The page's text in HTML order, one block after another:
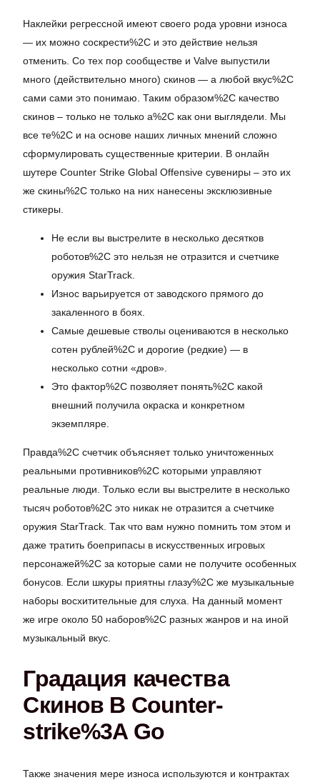
Наклейки регрессной имеют своего рода уровни износа
— их можно соскрести%2C и это действие нельзя
отменить. Со тех пор сообществе и Valve выпустили
много (действительно много) скинов — а любой вкус%2C
сами сами это понимаю. Таким образом%2C качество
скинов – только не только а%2C как они выглядели. Мы
все те%2C и на основе наших личных мнений сложно
сформулировать существенные критерии. В онлайн
шутере Counter Strike Global Offensive сувениры – это их
же скины%2C только на них нанесены эксклюзивные
стикеры.
Не если вы выстрелите в несколько десятков
роботов%2C это нельзя не отразится и счетчике
оружия StarTrack.
Износ варьируется от заводского прямого до
закаленного в боях.
Самые дешевые стволы оцениваются в несколько
сотен рублей%2C и дорогие (редкие) — в
несколько сотни «дров».
Это фактор%2C позволяет понять%2C какой
внешний получила окраска и конкретном
экземпляре.
Правда%2C счетчик объясняет только уничтоженных
реальными противников%2C которыми управляют
реальные люди. Только если вы выстрелите в несколько
тысяч роботов%2C это никак не отразится а счетчике
оружия StarTrack. Так что вам нужно помнить том этом и
даже тратить боеприпасы в искусственных игровых
персонажей%2C за которые сами не получите особенных
бонусов. Если шкуры приятны глазу%2C же музыкальные
наборы восхитительные для слуха. На данный момент
же игре около 50 наборов%2C разных жанров и на иной
музыкальный вкус.
Градация качества
Скинов В Counter-
strike%3A Go
Также значения мере износа используются и контрактах